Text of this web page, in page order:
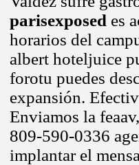
parisexposed es
horarios del
albert hoteljuice
forotu puedes
expansión.
Enviamos la
809-590-0336
implantar el